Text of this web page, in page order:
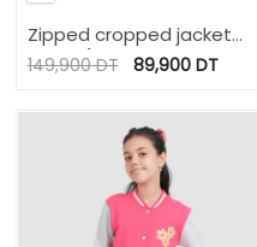
Zipped cropped jacket
fille بَسكُوتة149,900DT 89,900DT